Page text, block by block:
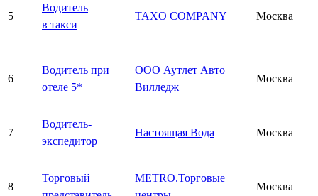
5
Водитель
в такси
TAXO COMPANY Москва
6
Водитель при
отеле 5*
ООО Аутлет Авто
Вилледж
Москва
7
Водитель-
экспедитор
Настоящая Вода Москва
8
Торговый
METRO.Торговые
Москва